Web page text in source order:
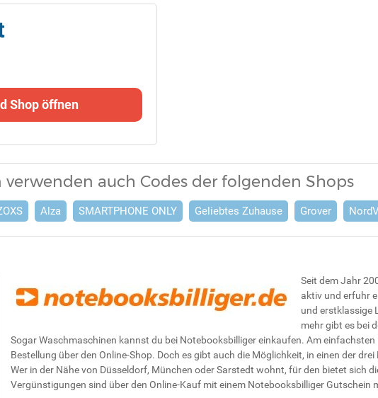
Shop öffnen
auch Codes der folgenden Shops
Alza SMARTPHONE ONLY Geliebtes Zuhause Grover
Seit dem Jahr
aktiv und erfuhr
und erstklassige
mehr gibt es bei
Sogar Waschmaschinen kannst du bei Notebooksbilliger einkaufen. Am
Bestellung über den Online-Shop. Doch es gibt auch die Möglichkeit, in einen der
Wer in der Nähe von Düsseldorf, München oder Sarstedt wohnt, für den bietet sich
Vergünstigungen sind über den Online-Kauf mit einem Notebooksbilliger Gutschein